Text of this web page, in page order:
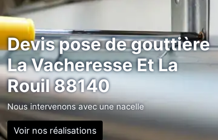
Devis pose de gouttière
La Vacheresse Et La
Rouil 88140
Nous intervenons avec une nacelle
Voir nos réalisations